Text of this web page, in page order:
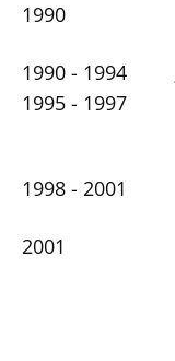
1990
1990 - 1994
1995 - 1997
1998 - 2001
2001